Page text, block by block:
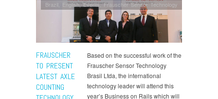
FRAUSCHER
TO PRESENT
LATEST AXLE
COUNTING
Brazil English,Events,Frauscher Sensor Technology
Based on the successful work of the
Frauscher Sensor Technology
Brasil Ltda, the international
technology leader will attend this
year’s Business on Rails which will